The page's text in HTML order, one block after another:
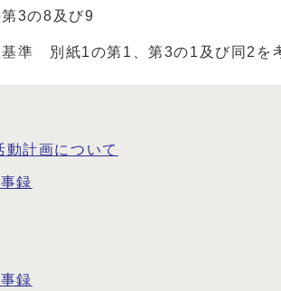
3の8及び9
準 別紙1の第1、第3の1及び同2を
計画について
録
録